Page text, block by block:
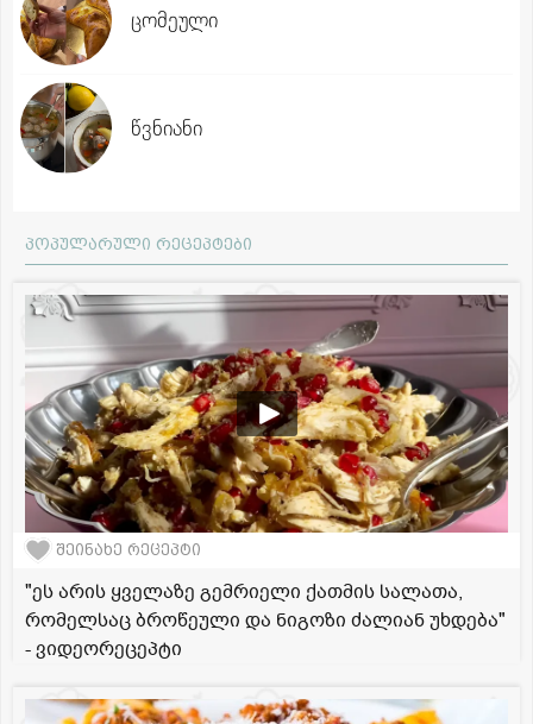
ცომეული
წვნიანი
პოპულარული რეცეპტები
შეინახე რეცეპტი
"ეს არის ყველაზე გემრიელი ქათმის სალათა,
რომელსაც ბროწეული და ნიგოზი ძალიან უხდება"
- ვიდეორეცეპტი